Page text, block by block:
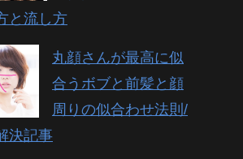
と流し方
丸顔さんが最高に似
合うボブと前髪と顔
周りの似合わせ法則/
決記事